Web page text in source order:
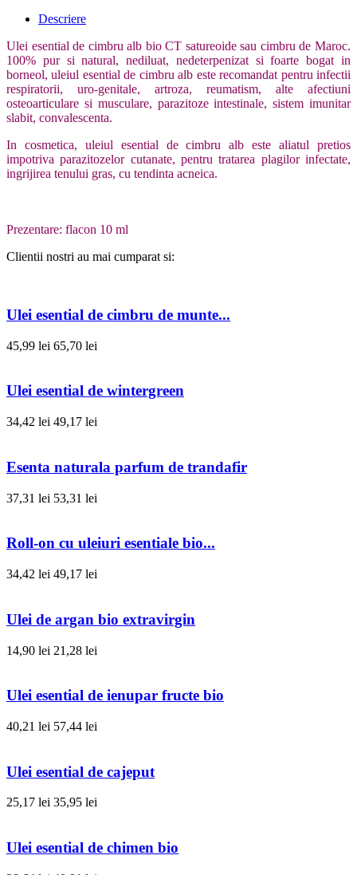
Descriere
Ulei esential de cimbru alb bio CT satureoide sau cimbru de Maroc.
100% pur si natural, nediluat, nedeterpenizat si foarte bogat in
borneol, uleiul esential de cimbru alb este recomandat pentru infectii
respiratorii, uro-genitale, artroza, reumatism, alte afectiuni
osteoarticulare si musculare, parazitoze intestinale, sistem imunitar
slabit, convalescenta.
In cosmetica, uleiul esential de cimbru alb este aliatul pretios
impotriva parazitozelor cutanate, pentru tratarea plagilor infectate,
ingrijirea tenului gras, cu tendinta acneica.
Prezentare: flacon 10 ml
Clientii nostri au mai cumparat si:
Ulei esential de cimbru de munte...
45,99 lei 65,70 lei
Ulei esential de wintergreen
34,42 lei 49,17 lei
Esenta naturala parfum de trandafir
37,31 lei 53,31 lei
Roll-on cu uleiuri esentiale bio...
34,42 lei 49,17 lei
Ulei de argan bio extravirgin
14,90 lei 21,28 lei
Ulei esential de ienupar fructe bio
40,21 lei 57,44 lei
Ulei esential de cajeput
25,17 lei 35,95 lei
Ulei esential de chimen bio